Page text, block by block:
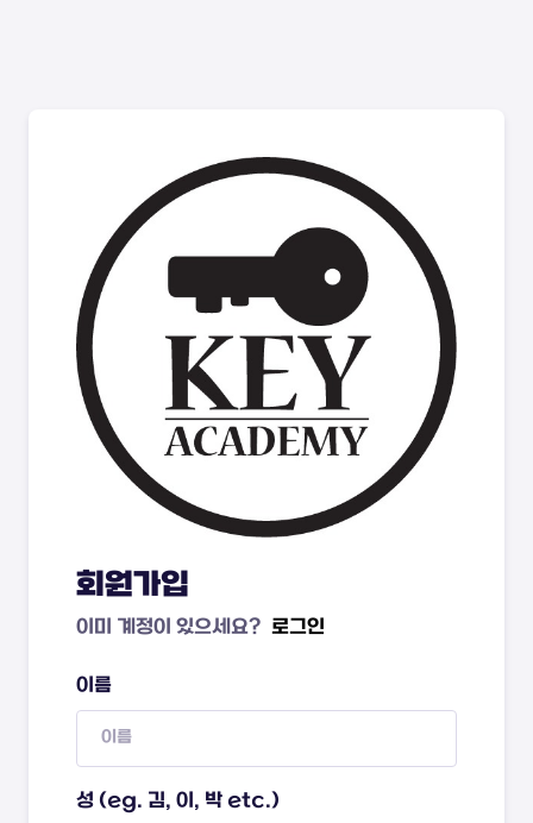
회원가입
이미 계정이 있으세요? 로그인
이름
성 (eg. 김, 이, 박 etc.)